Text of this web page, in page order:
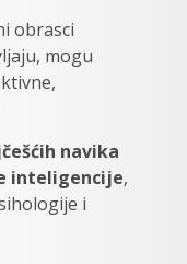
obrasci
mogu
navika
inteligencije,
i